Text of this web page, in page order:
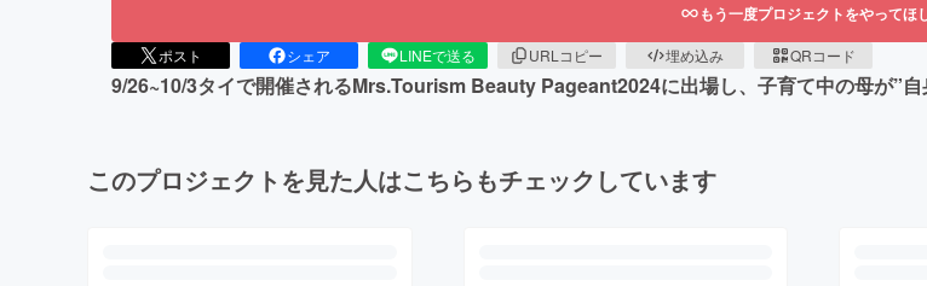
もう一度プロジェクトをやってほ
ポスト シェア LINEで送る URLコピー 埋め込み QRコード
9/26~10/3タイで開催されるMrs.Tourism Beauty Pageant2024に出場し、子育て中の母が”自
このプロジェクトを見た人はこちらもチェックしています